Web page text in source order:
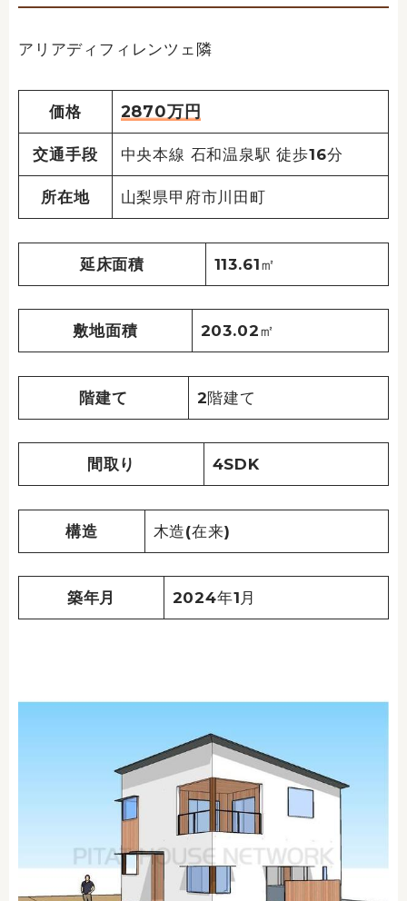
アリアディフィレンツェ隣
価格 2870万円
交通手段 中央本線 石和温泉駅 徒歩16分
所在地 山梨県甲府市川田町
延床面積 113.61㎡
敷地面積 203.02㎡
階建て 2階建て
間取り 4SDK
構造 木造(在来)
築年月 2024年1月